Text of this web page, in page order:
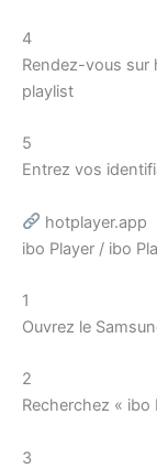
4
Rendez-vous sur
playlist
5
Entrez vos
hotplayer.app
ibo Player / ibo
1
Ouvrez le
2
Recherchez « ibo
3